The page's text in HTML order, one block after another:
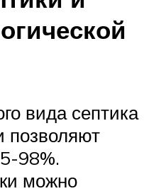
вида септика
позволяют
98%.
можно